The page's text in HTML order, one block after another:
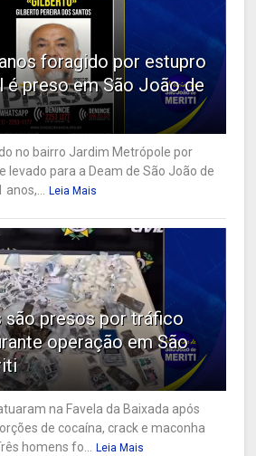
foragido por estupro
é preso em São João de
no bairro Jardim Metrópole por
levado para a Deam de São João de
anos,... Leia Mais
são presos por tráfico
operação em São
na Favela da Baixada após
de cocaína, crack e maconha
homens fo... Leia Mais